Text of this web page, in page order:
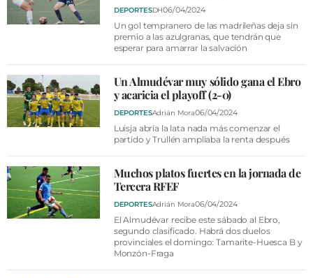
DEPORTESDH06/04/2024
Un gol tempranero de las madrileñas deja sin
premio a las azulgranas, que tendrán que
esperar para amarrar la salvación
Un Almudévar muy sólido gana el Ebro
y acaricia el playoff (2-0)
DEPORTESAdrián Mora06/04/2024
Luisja abría la lata nada más comenzar el
partido y Trullén ampliaba la renta después
Muchos platos fuertes en la jornada de
Tercera RFEF
DEPORTESAdrián Mora06/04/2024
El Almudévar recibe este sábado al Ebro,
segundo clasificado. Habrá dos duelos
provinciales el domingo: Tamarite-Huesca B y
Monzón-Fraga